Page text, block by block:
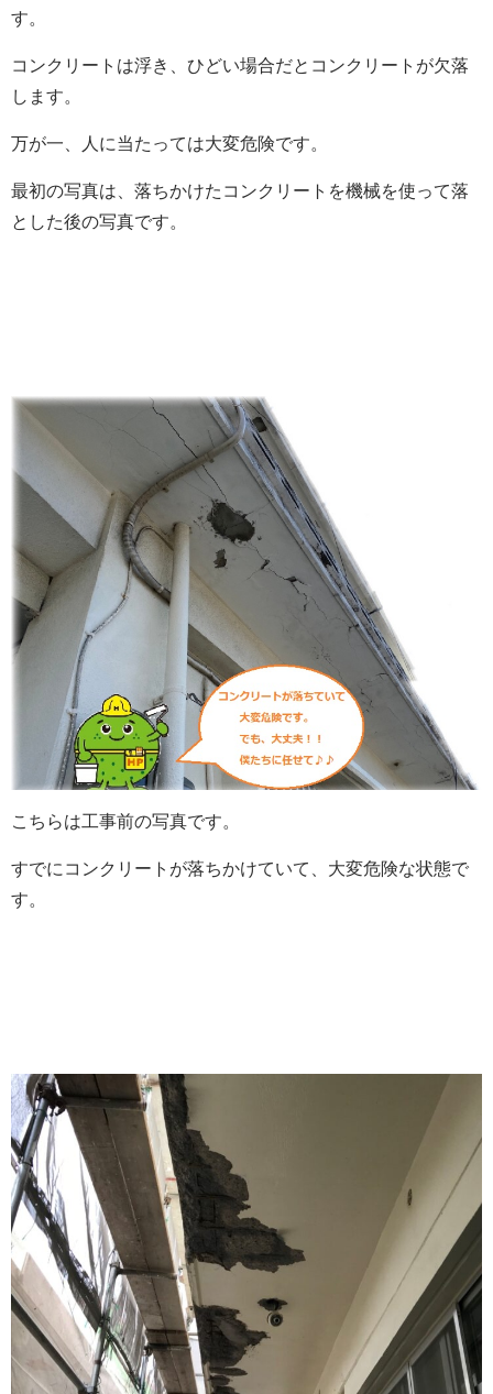
す。
コンクリートは浮き、ひどい場合だとコンクリートが欠落
します。
万が一、人に当たっては大変危険です。
最初の写真は、落ちかけたコンクリートを機械を使って落
とした後の写真です。
こちらは工事前の写真です。
すでにコンクリートが落ちかけていて、大変危険な状態で
す。